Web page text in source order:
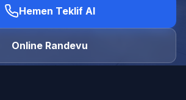
Hemen Teklif Al
Online Randevu